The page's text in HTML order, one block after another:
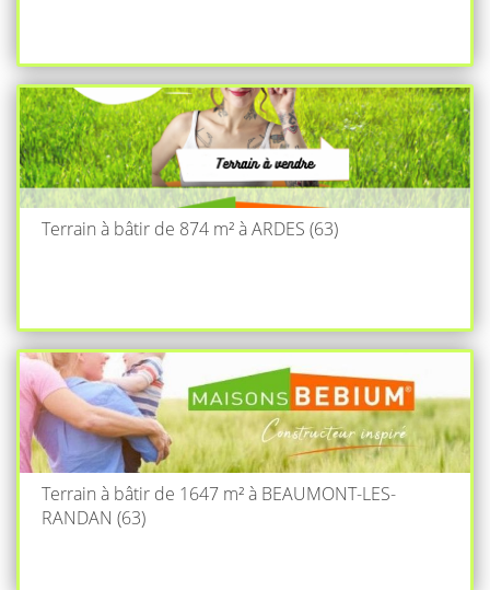
Terrain à bâtir de 874 m² à ARDES (63)
Terrain à bâtir de 1647 m² à BEAUMONT-LES-
RANDAN (63)